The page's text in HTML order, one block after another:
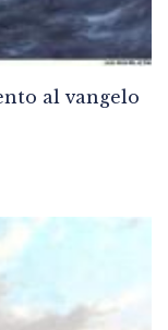
al vangelo